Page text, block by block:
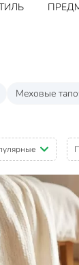
Меховые